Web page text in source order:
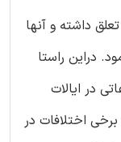
داشته و آنها
دراین راستا
در ایالات
اختلافات در